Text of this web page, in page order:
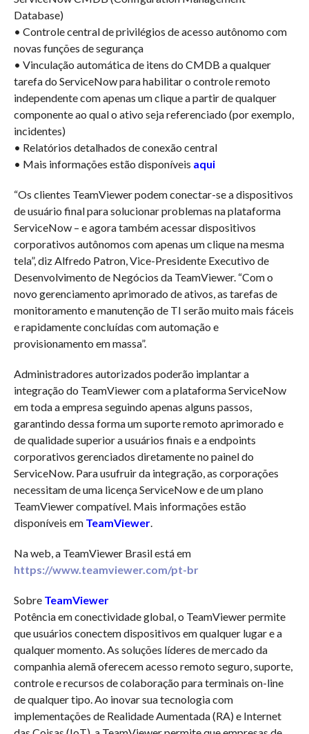
Database)
• Controle central de privilégios de acesso autônomo com
novas funções de segurança
• Vinculação automática de itens do CMDB a qualquer
tarefa do ServiceNow para habilitar o controle remoto
independente com apenas um clique a partir de qualquer
componente ao qual o ativo seja referenciado (por exemplo,
incidentes)
• Relatórios detalhados de conexão central
• Mais informações estão disponíveis aqui
“Os clientes TeamViewer podem conectar-se a dispositivos
de usuário final para solucionar problemas na plataforma
ServiceNow – e agora também acessar dispositivos
corporativos autônomos com apenas um clique na mesma
tela”, diz Alfredo Patron, Vice-Presidente Executivo de
Desenvolvimento de Negócios da TeamViewer. “Com o
novo gerenciamento aprimorado de ativos, as tarefas de
monitoramento e manutenção de TI serão muito mais fáceis
e rapidamente concluídas com automação e
provisionamento em massa”.
Administradores autorizados poderão implantar a
integração do TeamViewer com a plataforma ServiceNow
em toda a empresa seguindo apenas alguns passos,
garantindo dessa forma um suporte remoto aprimorado e
de qualidade superior a usuários finais e a endpoints
corporativos gerenciados diretamente no painel do
ServiceNow. Para usufruir da integração, as corporações
necessitam de uma licença ServiceNow e de um plano
TeamViewer compatível. Mais informações estão
disponíveis em TeamViewer.
Na web, a TeamViewer Brasil está em
https://www.teamviewer.com/pt-br
Sobre TeamViewer
Potência em conectividade global, o TeamViewer permite
que usuários conectem dispositivos em qualquer lugar e a
qualquer momento. As soluções líderes de mercado da
companhia alemã oferecem acesso remoto seguro, suporte,
controle e recursos de colaboração para terminais on-line
de qualquer tipo. Ao inovar sua tecnologia com
implementações de Realidade Aumentada (RA) e Internet